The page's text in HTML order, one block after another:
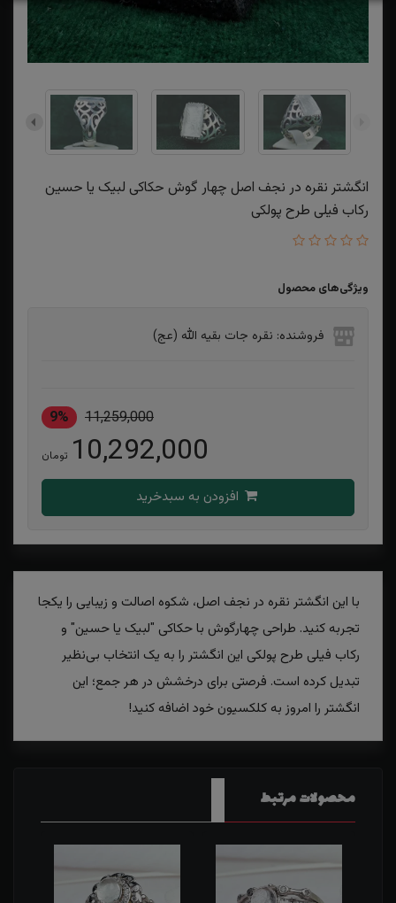
انگشتر نقره در نجف اصل چهار گوش حکاکی لبیک یا حسین
رکاب فیلی طرح پولکی
ویژگی‌های محصول
فروشنده: نقره جات بقیه الله (عج)
11,259,000
9%
10,292,000 تومان
با این انگشتر نقره در نجف اصل، شکوه اصالت و زیبایی را یکجا
تجربه کنید. طراحی چهارگوش با حکاکی "لبیک یا حسین" و
رکاب فیلی طرح پولکی این انگشتر را به یک انتخاب بی‌نظیر
تبدیل کرده است. فرصتی برای درخشش در هر جمع؛ این
انگشتر را امروز به کلکسیون خود اضافه کنید!
محصولات مرتبط